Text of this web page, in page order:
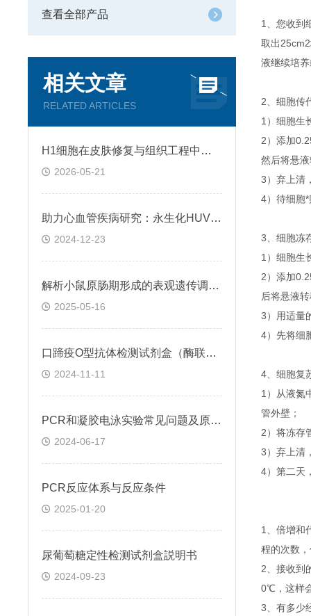
查看全部产品
相关文章
RELATED ARTICLES
H1细胞在皮肤修复与组织工程中的应用前景
2026-05-21
助力心血管疾病研究：永生化HUVEC!
2024-12-23
解析小鼠原肠期形成的表观遗传调控规律
2025-05-16
口蹄疫O型抗体检测试剂盒（酶联免疫法）检测原理
2024-11-11
PCR和凝胶电泳实验常见问题及原因分析
2024-06-17
​PCR反应体系与反应条件
2025-01-20
尿葡萄糖定性检测试剂盒説明书
2024-09-23
1、您收到
取出
液继续培
2、细胞传
1）细胞生
2）添加
然后将悬
3）弃上清
4）待细胞
3、细胞冻
1）细胞生
2）添加
后将悬液
3）用适量
4）先将细
4、细胞复
1）从液氮
管外壁；
2）将冻存
3）弃上清
4）第二天
1、倍增和
程的次数
2、接收到
0℃，这样
3、有多少